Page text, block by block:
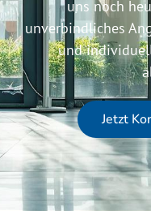
uns noch
unverbindliches
und
Jetzt